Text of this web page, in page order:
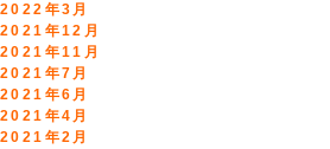
2022年3月
2021年12月
2021年11月
2021年7月
2021年6月
2021年4月
2021年2月